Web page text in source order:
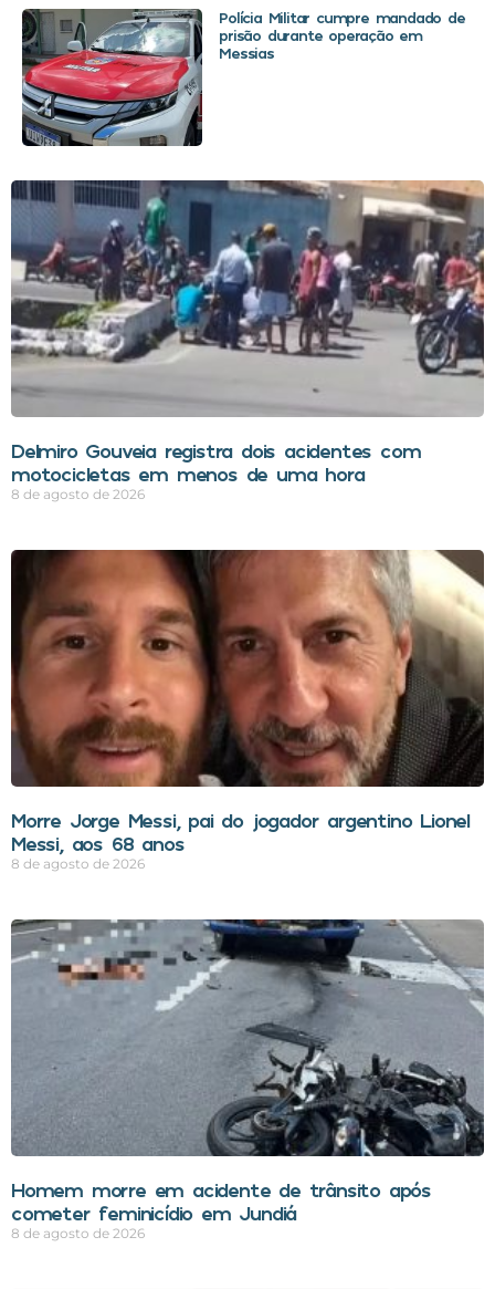
Polícia Militar cumpre mandado de
prisão durante operação em
Messias
Delmiro Gouveia registra dois acidentes com
motocicletas em menos de uma hora
8 de agosto de 2026
Morre Jorge Messi, pai do jogador argentino Lionel
Messi, aos 68 anos
8 de agosto de 2026
Homem morre em acidente de trânsito após
cometer feminicídio em Jundiá
8 de agosto de 2026